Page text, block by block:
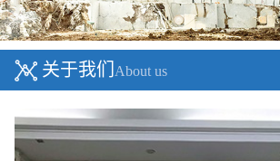
关于我们 About us